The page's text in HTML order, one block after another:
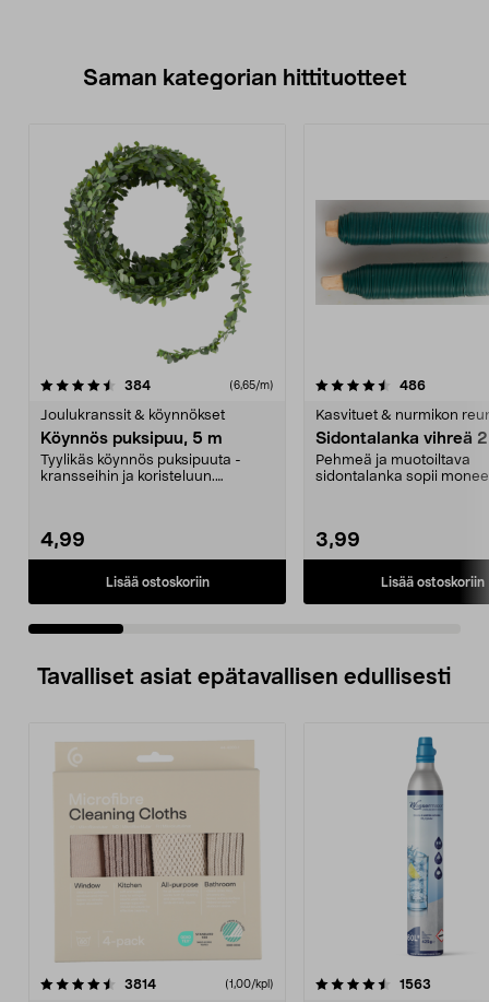
Saman kategorian hittituotteet
384arvostelut (6,65/m)
Joulukranssit & köynnökset
Köynnös puksipuu, 5 m
Tyylikäs köynnös puksipuuta -
kransseihin ja koristeluun.
4,99
Lisää ostoskoriin
4.5 viidestä
486arvostelut
Kasvituet & nurmikon
Sidontalanka vihreä
Pehmeä ja muotoiltava
sidontalanka sopii
3,99
Lisää ostoskoriin
4.5 viidestä
Tavalliset asiat epätavallisen edullisesti
3814arvostelut (1,00/kpl)
4.5viidestä
1563
4.5viidestä